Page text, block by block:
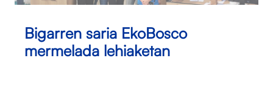
Bigarren saria EkoBosco
mermelada lehiaketan